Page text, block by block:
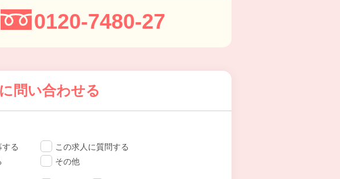
0120-7480-27
問い合わせる
する
この求人に質問する
その他